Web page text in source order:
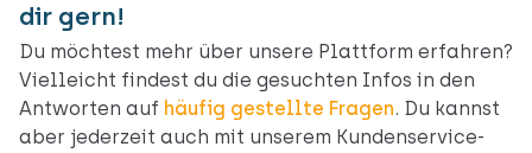
dir gern!
Du möchtest mehr über unsere Plattform erfahren?
Vielleicht findest du die gesuchten Infos in den
Antworten auf häufig gestellte Fragen. Du kannst
aber jederzeit auch mit unserem Kundenservice-